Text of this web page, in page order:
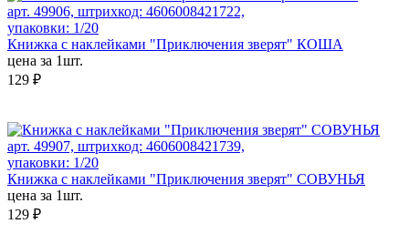
арт. 49906, штрихкод: 4606008421722,
упаковки: 1/20
Книжка с наклейками "Приключения зверят" КОША
цена за 1шт.
129 ₽
арт. 49907, штрихкод: 4606008421739,
упаковки: 1/20
Книжка с наклейками "Приключения зверят" СОВУНЬЯ
цена за 1шт.
129 ₽